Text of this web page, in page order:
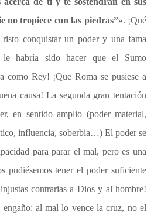
no tropiece con las piedras”». ¡Qué
conquistar un poder y una fama
le habría sido hacer que el Sumo
como Rey! ¡Que Roma se pusiese a
causa! La segunda gran tentación
en sentido amplio (poder material,
influencia, soberbia…) El poder se
para parar el mal, pero es una
pudiésemos tener el poder suficiente
contrarias a Dios y al hombre!
engaño: al mal lo vence la cruz, no el